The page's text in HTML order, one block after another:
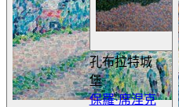
孔布拉特城
堡
保羅·席涅克